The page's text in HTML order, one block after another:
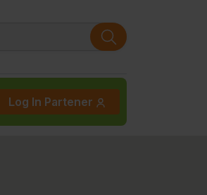
Log In Partener